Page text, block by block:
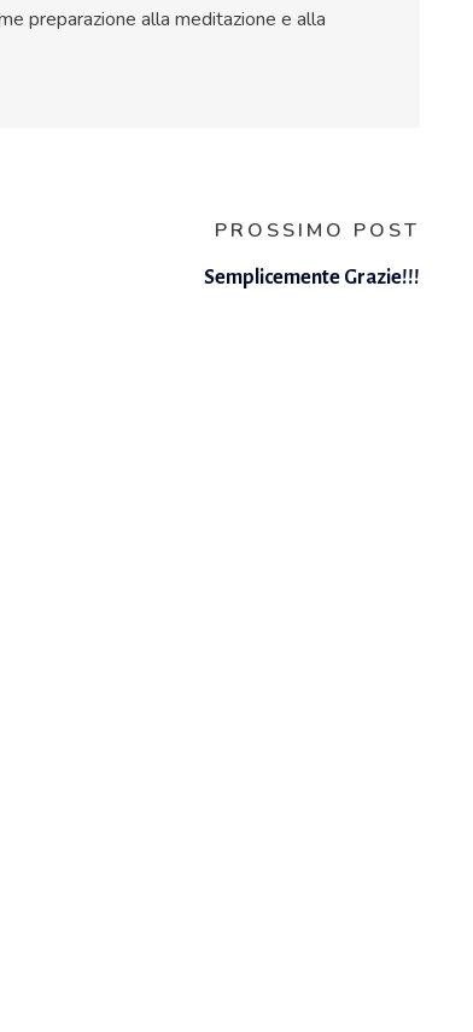
preparazione alla meditazione e alla
PROSSIMO POST
Semplicemente Grazie!!!